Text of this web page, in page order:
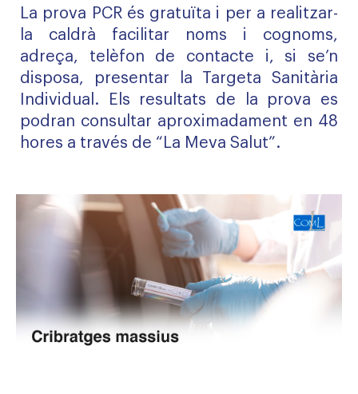
La prova PCR és gratuïta i per a realitzar-
la caldrà facilitar noms i cognoms,
adreça, telèfon de contacte i, si se’n
disposa, presentar la Targeta Sanitària
Individual. Els resultats de la prova es
podran consultar aproximadament en 48
hores a través de “La Meva Salut”.